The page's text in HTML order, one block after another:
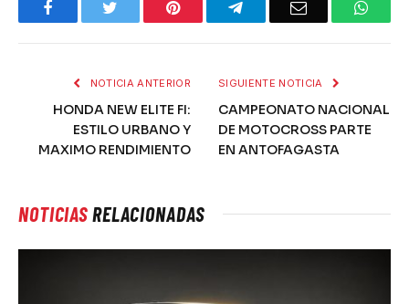
Facebook Pinterest TelegramEmail
NOTICIA ANTERIOR
HONDA NEW ELITE FI:
ESTILO URBANO Y
MAXIMO RENDIMIENTO
SIGUIENTE NOTICIA
CAMPEONATO NACIONAL
DE MOTOCROSS PARTE
EN ANTOFAGASTA
NOTICIASRELACIONADAS